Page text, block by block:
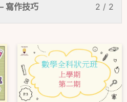
2 / 2
寫作技巧